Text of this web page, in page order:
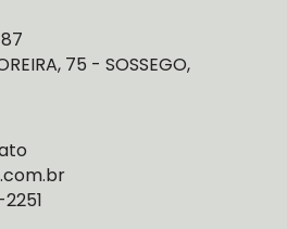
75 - SOSSEGO,